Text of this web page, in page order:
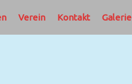
Verein Kontakt Galerie